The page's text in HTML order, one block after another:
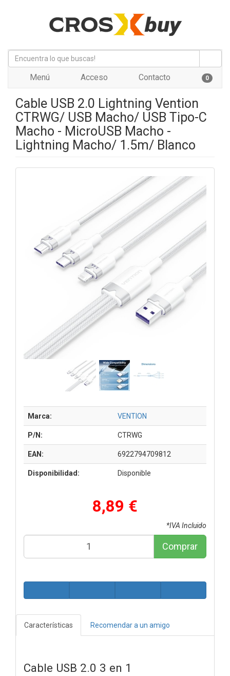
Menú Acceso Contacto 0
Cable USB 2.0 Lightning Vention
CTRWG/ USB Macho/ USB Tipo-C
Macho - MicroUSB Macho -
Lightning Macho/ 1.5m/ Blanco
Marca: VENTION
P/N: CTRWG
EAN: 6922794709812
Disponibilidad: Disponible
8,89 €
*IVA Incluido
Comprar
Características Recomendar a un amigo
Cable USB 2.0 3 en 1